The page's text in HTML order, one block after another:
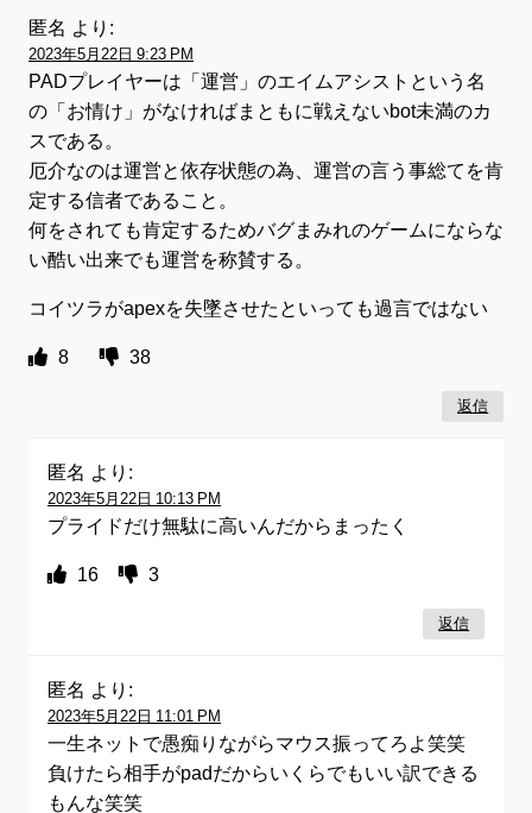
匿名 より:
2023年5月22日 9:23 PM
PADプレイヤーは「運営」のエイムアシストという名
の「お情け」がなければまともに戦えないbot未満のカ
スである。
厄介なのは運営と依存状態の為、運営の言う事総てを肯
定する信者であること。
何をされても肯定するためバグまみれのゲームにならな
い酷い出来でも運営を称賛する。
コイツラがapexを失墜させたといっても過言ではない
8 38
返信
匿名 より:
2023年5月22日 10:13 PM
プライドだけ無駄に高いんだからまったく
16 3
返信
匿名 より:
2023年5月22日 11:01 PM
一生ネットで愚痴りながらマウス振ってろよ笑笑
負けたら相手がpadだからいくらでもいい訳できる
もんな笑笑